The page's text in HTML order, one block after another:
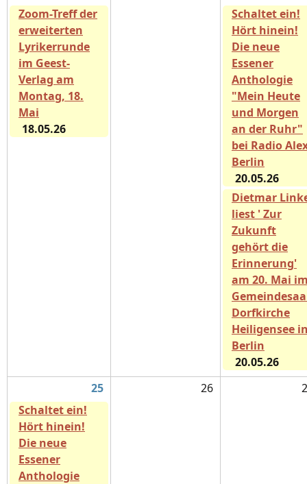
Zoom-Treff der
erweiterten
Lyrikerrunde
im Geest-
Verlag am
Montag, 18.
Mai
18.05.26
Schaltet ein!
Hört hinein!
Die neue
Essener
Anthologie
"Mein Heute
und Morgen
an der Ruhr"
bei Radio
Berlin
20.05.26
Dietmar
liest ' Zur
Zukunft
gehört die
Erinnerung'
am 20. Mai
Dorfkirche
Heiligensee
Berlin
20.05.26
25
26
Schaltet ein!
Hört hinein!
Die neue
Essener
Anthologie